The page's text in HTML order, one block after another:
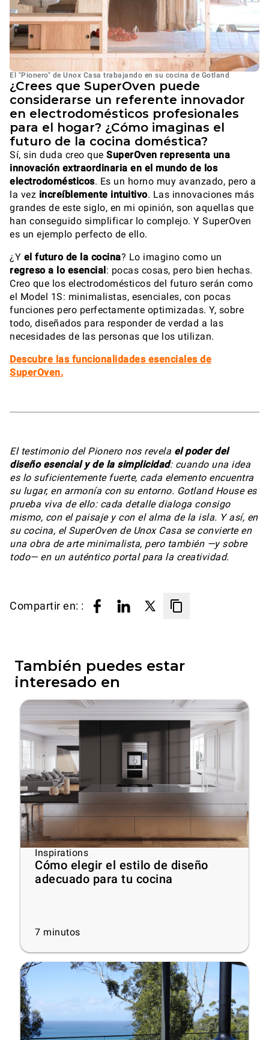
El "Pionero" de Unox Casa trabajando en su cocina de Gotland
¿Crees que SuperOven puede
considerarse un referente innovador
en electrodomésticos profesionales
para el hogar? ¿Cómo imaginas el
futuro de la cocina doméstica?
Sí, sin duda creo que SuperOven representa una
innovación extraordinaria en el mundo de los
electrodomésticos. Es un horno muy avanzado, pero a
la vez increíblemente intuitivo. Las innovaciones más
grandes de este siglo, en mi opinión, son aquellas que
han conseguido simplificar lo complejo. Y SuperOven
es un ejemplo perfecto de ello.
¿Y el futuro de la cocina? Lo imagino como un
regreso a lo esencial: pocas cosas, pero bien hechas.
Creo que los electrodomésticos del futuro serán como
el Model 1S: minimalistas, esenciales, con pocas
funciones pero perfectamente optimizadas. Y, sobre
todo, diseñados para responder de verdad a las
necesidades de las personas que los utilizan.
Descubre las funcionalidades esenciales de
SuperOven.
El testimonio del Pionero nos revela el poder del
diseño esencial y de la simplicidad: cuando una idea
es lo suficientemente fuerte, cada elemento encuentra
su lugar, en armonía con su entorno. Gotland House es
prueba viva de ello: cada detalle dialoga consigo
mismo, con el paisaje y con el alma de la isla. Y así, en
su cocina, el SuperOven de Unox Casa se convierte en
una obra de arte minimalista, pero también —y sobre
todo— en un auténtico portal para la creatividad.
Compartir en: :
También puedes estar
interesado en
Inspirations
Cómo elegir el estilo de diseño
adecuado para tu cocina
7 minutos